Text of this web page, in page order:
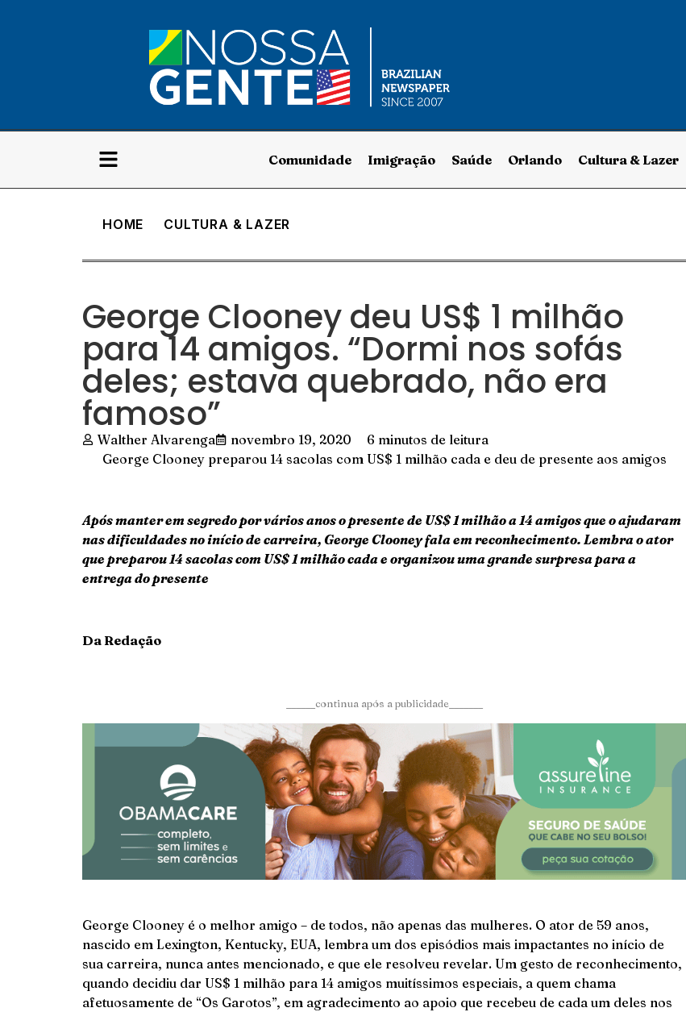
Comunidade Imigração Saúde Orlando Cultura & Lazer
HOME CULTURA & LAZER
George Clooney deu US$ 1 milhão
para 14 amigos. “Dormi nos sofás
deles; estava quebrado, não era
famoso”
Walther Alvarenga novembro 19, 2020
6 minutos de leitura
George Clooney preparou 14 sacolas com US$ 1 milhão cada e deu de presente aos amigos
Após manter em segredo por vários anos o presente de US$ 1 milhão a 14 amigos que o ajudaram
nas dificuldades no início de carreira, George Clooney fala em reconhecimento. Lembra o ator
que preparou 14 sacolas com US$ 1 milhão cada e organizou uma grande surpresa para a
entrega do presente
Da Redação
______continua após a publicidade_______
George Clooney é o melhor amigo – de todos, não apenas das mulheres. O ator de 59 anos,
nascido em Lexington, Kentucky, EUA, lembra um dos episódios mais impactantes no início de
sua carreira, nunca antes mencionado, e que ele resolveu revelar. Um gesto de reconhecimento,
quando decidiu dar US$ 1 milhão para 14 amigos muitíssimos especiais, a quem chama
afetuosamente de “Os Garotos”, em agradecimento ao apoio que recebeu de cada um deles nos